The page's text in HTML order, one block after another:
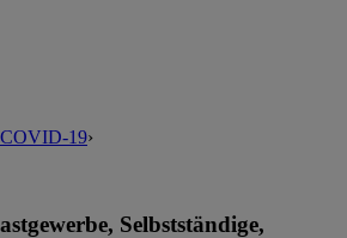
19›
Selbstständige,